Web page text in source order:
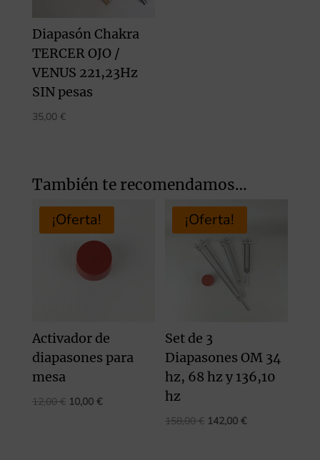
Diapasón Chakra
TERCER OJO /
VENUS 221,23Hz
SIN pesas
35,00 €
También te recomendamos…
¡Oferta!
Activador de
diapasones para
mesa
12,00€ El
10,00 €El
¡Oferta!
Set de 3
Diapasones OM 34
hz, 68 hz y 136,10
hz
158,00€ El
142,00€El